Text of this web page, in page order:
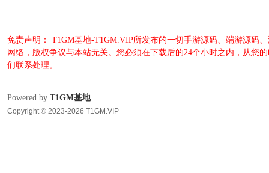
免责声明： T1GM基地-T1GM.VIP所发布的一切手游源码、端游源码
网络，版权争议与本站无关。您必须在下载后的24个小时之内，从您
们联系处理。
Powered by T1GM基地
Copyright © 2023-2026 T1GM.VIP